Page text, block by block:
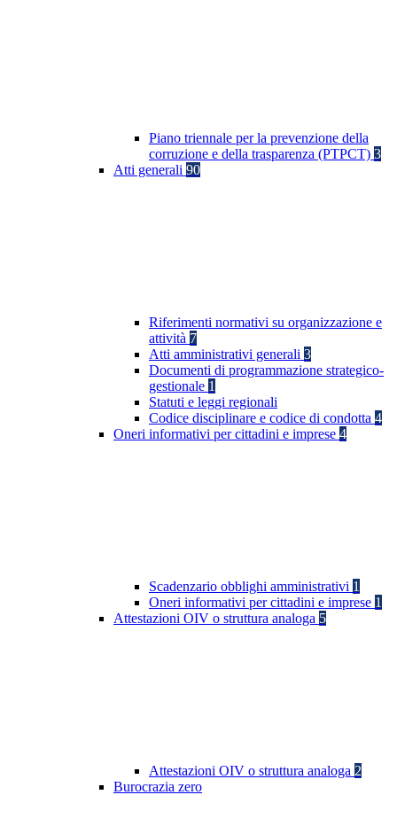
Piano triennale per la prevenzione della
corruzione e della trasparenza (PTPCT) 3
Atti generali 90
Riferimenti normativi su organizzazione e
attività 7
Atti amministrativi generali 3
Documenti di programmazione strategico-
gestionale 1
Statuti e leggi regionali
Codice disciplinare e codice di condotta 4
Oneri informativi per cittadini e imprese 4
Scadenzario obblighi amministrativi 1
Oneri informativi per cittadini e imprese 1
Attestazioni OIV o struttura analoga 5
Attestazioni OIV o struttura analoga 2
Burocrazia zero